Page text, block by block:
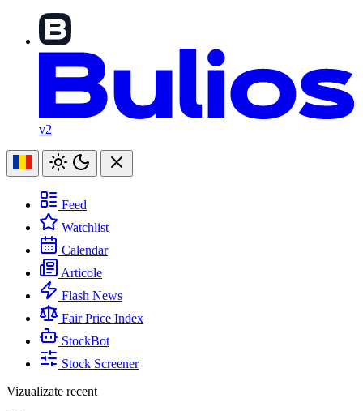
v2
Feed
Watchlist
Calendar
Articole
Flash News
Fair Price Index
StockBot
Stock Screener
Vizualizate recent